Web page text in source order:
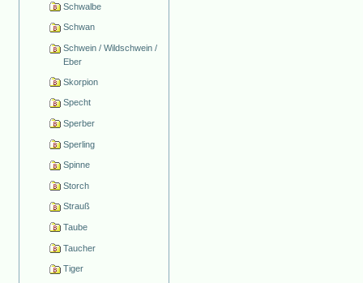
Schwalbe
Schwan
Schwein / Wildschwein /
Eber
Skorpion
Specht
Sperber
Sperling
Spinne
Storch
Strauß
Taube
Taucher
Tiger